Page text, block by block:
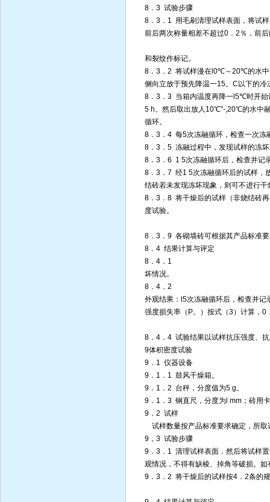
8．3 试验步骤
8．3．1 用毛刷清理试样表面，将试
前后两次称量相差不超过0．2％，前
和裂纹作标记。
8．3．2 将试样漫在l0℃～20℃的水中
侧向立放于预先降温一15。C以下的冷
8．3．3 当箱内温度再降一l5℃时开始
5 h。然后取出放人10℃"-,20℃的水中
循环。
8．3．4 每5次冻融循环，检查一次冻
8．3．5 冻融过程中，发现试样的冻
8．3．6 1 5次冻融循环后，检查并记
8．3．7 经1 5次冻融循环后的试样，
结砖若未发现冻坏现象，则可不进行干
8．3．8 将干燥后的试样（非烧结砖
度试验。
8．3．9 各砌墙砖可根据其产品标准
8．4 结果计算与评定
8．4．1
坏情况。
8．4．2
外观结果：l5次冻融循环后，检查并
强度损失率（P。）按式（3）计算，0
8．4．4 试验结果以试样抗压强度、
9体积密度试验
9．1 仪器设备
9．1．1 鼓风干燥箱。
9．1．2 台秤，分度值为5 g。
9．1．3 钢直尺，分度为l mm；砖用
9．2 试样
试样数量按产品标准要求确定，所取
9，3 试验步骤
9．3．1 清理试样表面．然后将试样
观情况，不得有缺棱、掉角等破损。
9．3．2 将干燥后的试样按4．2条的